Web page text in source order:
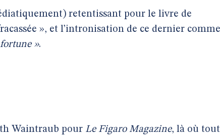
retentissant pour le livre de
», et l’intronisation de ce dernier comme
».
Waintraub pour Le Figaro Magazine, là où tout